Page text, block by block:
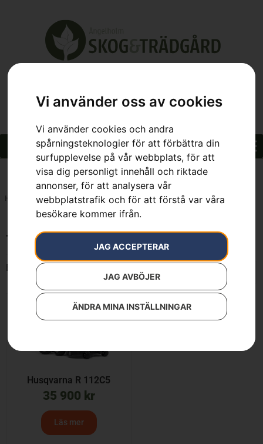
Vi använder oss av cookies
Vi använder cookies och andra
spårningsteknologier för att förbättra din
surfupplevelse på vår webbplats, för att
visa dig personligt innehåll och riktade
annonser, för att analysera vår
webbplatstrafik och för att förstå var våra
besökare kommer ifrån.
JAG ACCEPTERAR
JAG AVBÖJER
ÄNDRA MINA INSTÄLLNINGAR
Hem 7391736549608
7391736549608
Endast ett sökresultat
Husqvarna R 112C5
35 900 kr
Läs mer